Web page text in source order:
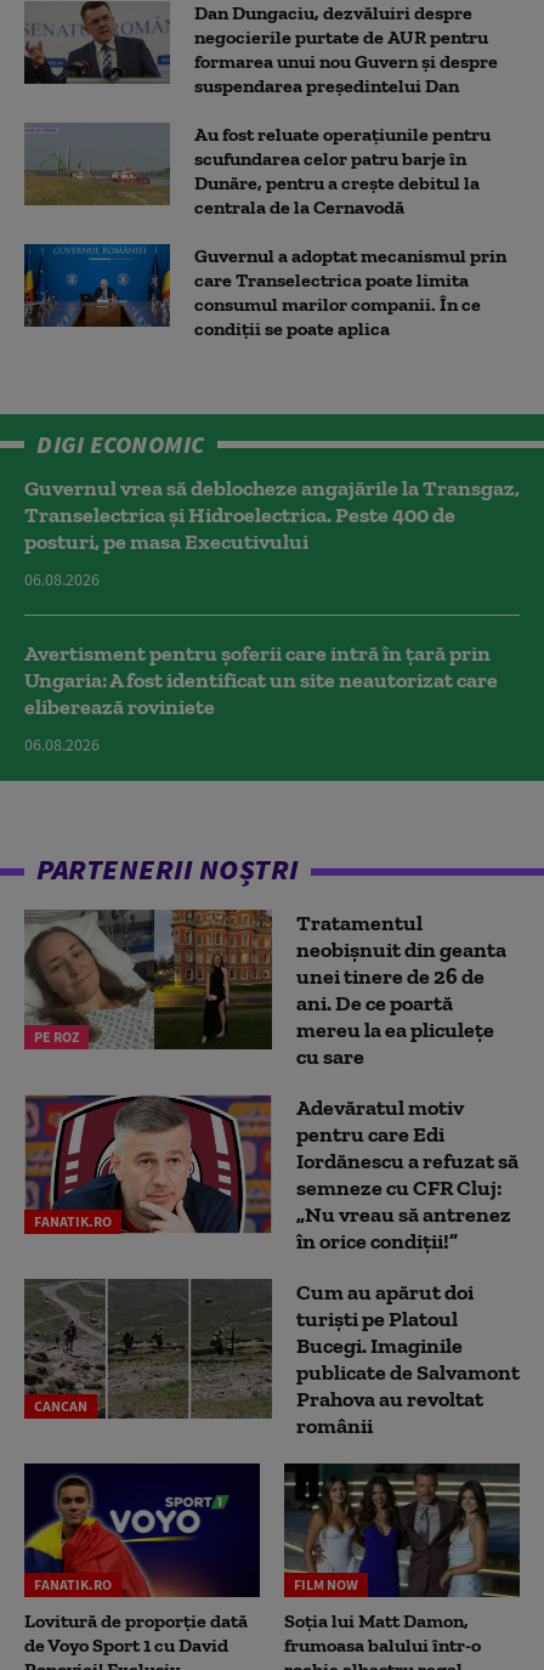
Dan Dungaciu, dezvăluiri despre
negocierile purtate de AUR pentru
formarea unui nou Guvern și despre
suspendarea președintelui Dan
Au fost reluate operațiunile pentru
scufundarea celor patru barje în
Dunăre, pentru a crește debitul la
centrala de la Cernavodă
Guvernul a adoptat mecanismul prin
care Transelectrica poate limita
consumul marilor companii. În ce
condiții se poate aplica
DIGI ECONOMIC
Guvernul vrea să deblocheze angajările la Transgaz,
Transelectrica și Hidroelectrica. Peste 400 de
posturi, pe masa Executivului
06.08.2026
Avertisment pentru șoferii care intră în țară prin
Ungaria: A fost identificat un site neautorizat care
eliberează roviniete
06.08.2026
PARTENERII NOȘTRI
PE ROZ
Tratamentul
neobișnuit din geanta
unei tinere de 26 de
ani. De ce poartă
mereu la ea pliculețe
cu sare
FANATIK.RO
Adevăratul motiv
pentru care Edi
Iordănescu a refuzat să
semneze cu CFR Cluj:
„Nu vreau să antrenez
în orice condiții!”
CANCAN
Cum au apărut doi
turiști pe Platoul
Bucegi. Imaginile
publicate de Salvamont
Prahova au revoltat
românii
FANATIK.RO
Lovitură de proporție dată
de Voyo Sport 1 cu David
FILM NOW
Soția lui Matt Damon,
frumoasa balului într-o